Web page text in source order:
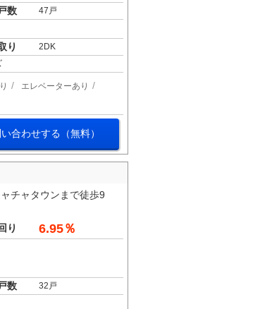
数 47戸
り 2DK
エレベーターあり
合わせする（無料）
チャタウンまで徒歩9
り 6.95％
数 32戸